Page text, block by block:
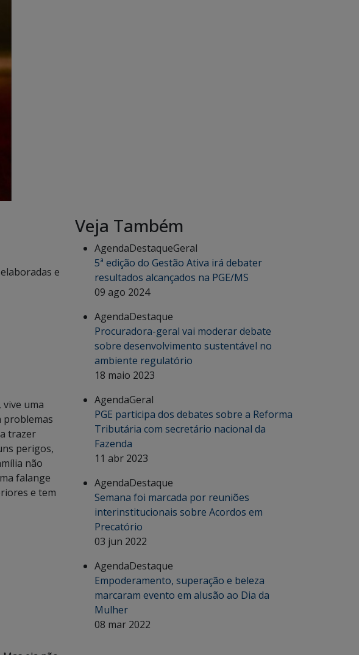
e
uma
problemas
trazer
perigos,
não
falange
e tem
Veja Também
AgendaDestaqueGeral
5ª edição do Gestão Ativa irá debater
resultados alcançados na PGE/MS
09 ago 2024
AgendaDestaque
Procuradora-geral vai moderar debate
sobre desenvolvimento sustentável no
ambiente regulatório
18 maio 2023
AgendaGeral
PGE participa dos debates sobre a Reforma
Tributária com secretário nacional da
Fazenda
11 abr 2023
AgendaDestaque
Semana foi marcada por reuniões
interinstitucionais sobre Acordos em
Precatório
03 jun 2022
AgendaDestaque
Empoderamento, superação e beleza
marcaram evento em alusão ao Dia da
Mulher
08 mar 2022